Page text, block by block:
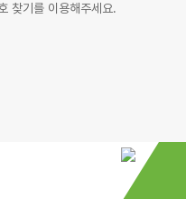
찾기를 이용해주세요.